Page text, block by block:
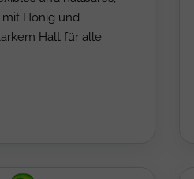
Honig und
Halt für alle